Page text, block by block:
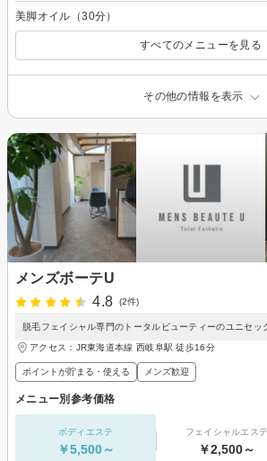
美脚オイル（30分）
すべてのメニューを見る
その他の情報を表示
メンズボーテU
4.8
(2件)
脱毛フェイシャル専門のトータルビューティーのユニセッ
アクセス：JR東海道本線 西岐阜駅 徒歩16分
ポイントが貯まる・使える メンズ歓迎
メニュー別参考価格
ボディエステ
￥5,500～
フェイシャルエステ
￥2,500～